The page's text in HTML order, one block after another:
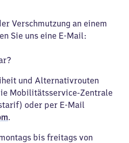
Verschmutzung an einem
Sie uns eine E-Mail:
und Alternativrouten
Mobilitätsservice-Zentrale
oder per E-Mail
.
bis freitags von